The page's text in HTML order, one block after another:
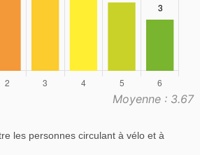
Moyenne : 3.67
les personnes circulant à vélo et à